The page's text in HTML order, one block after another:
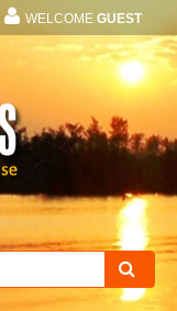
WELCOME GUEST